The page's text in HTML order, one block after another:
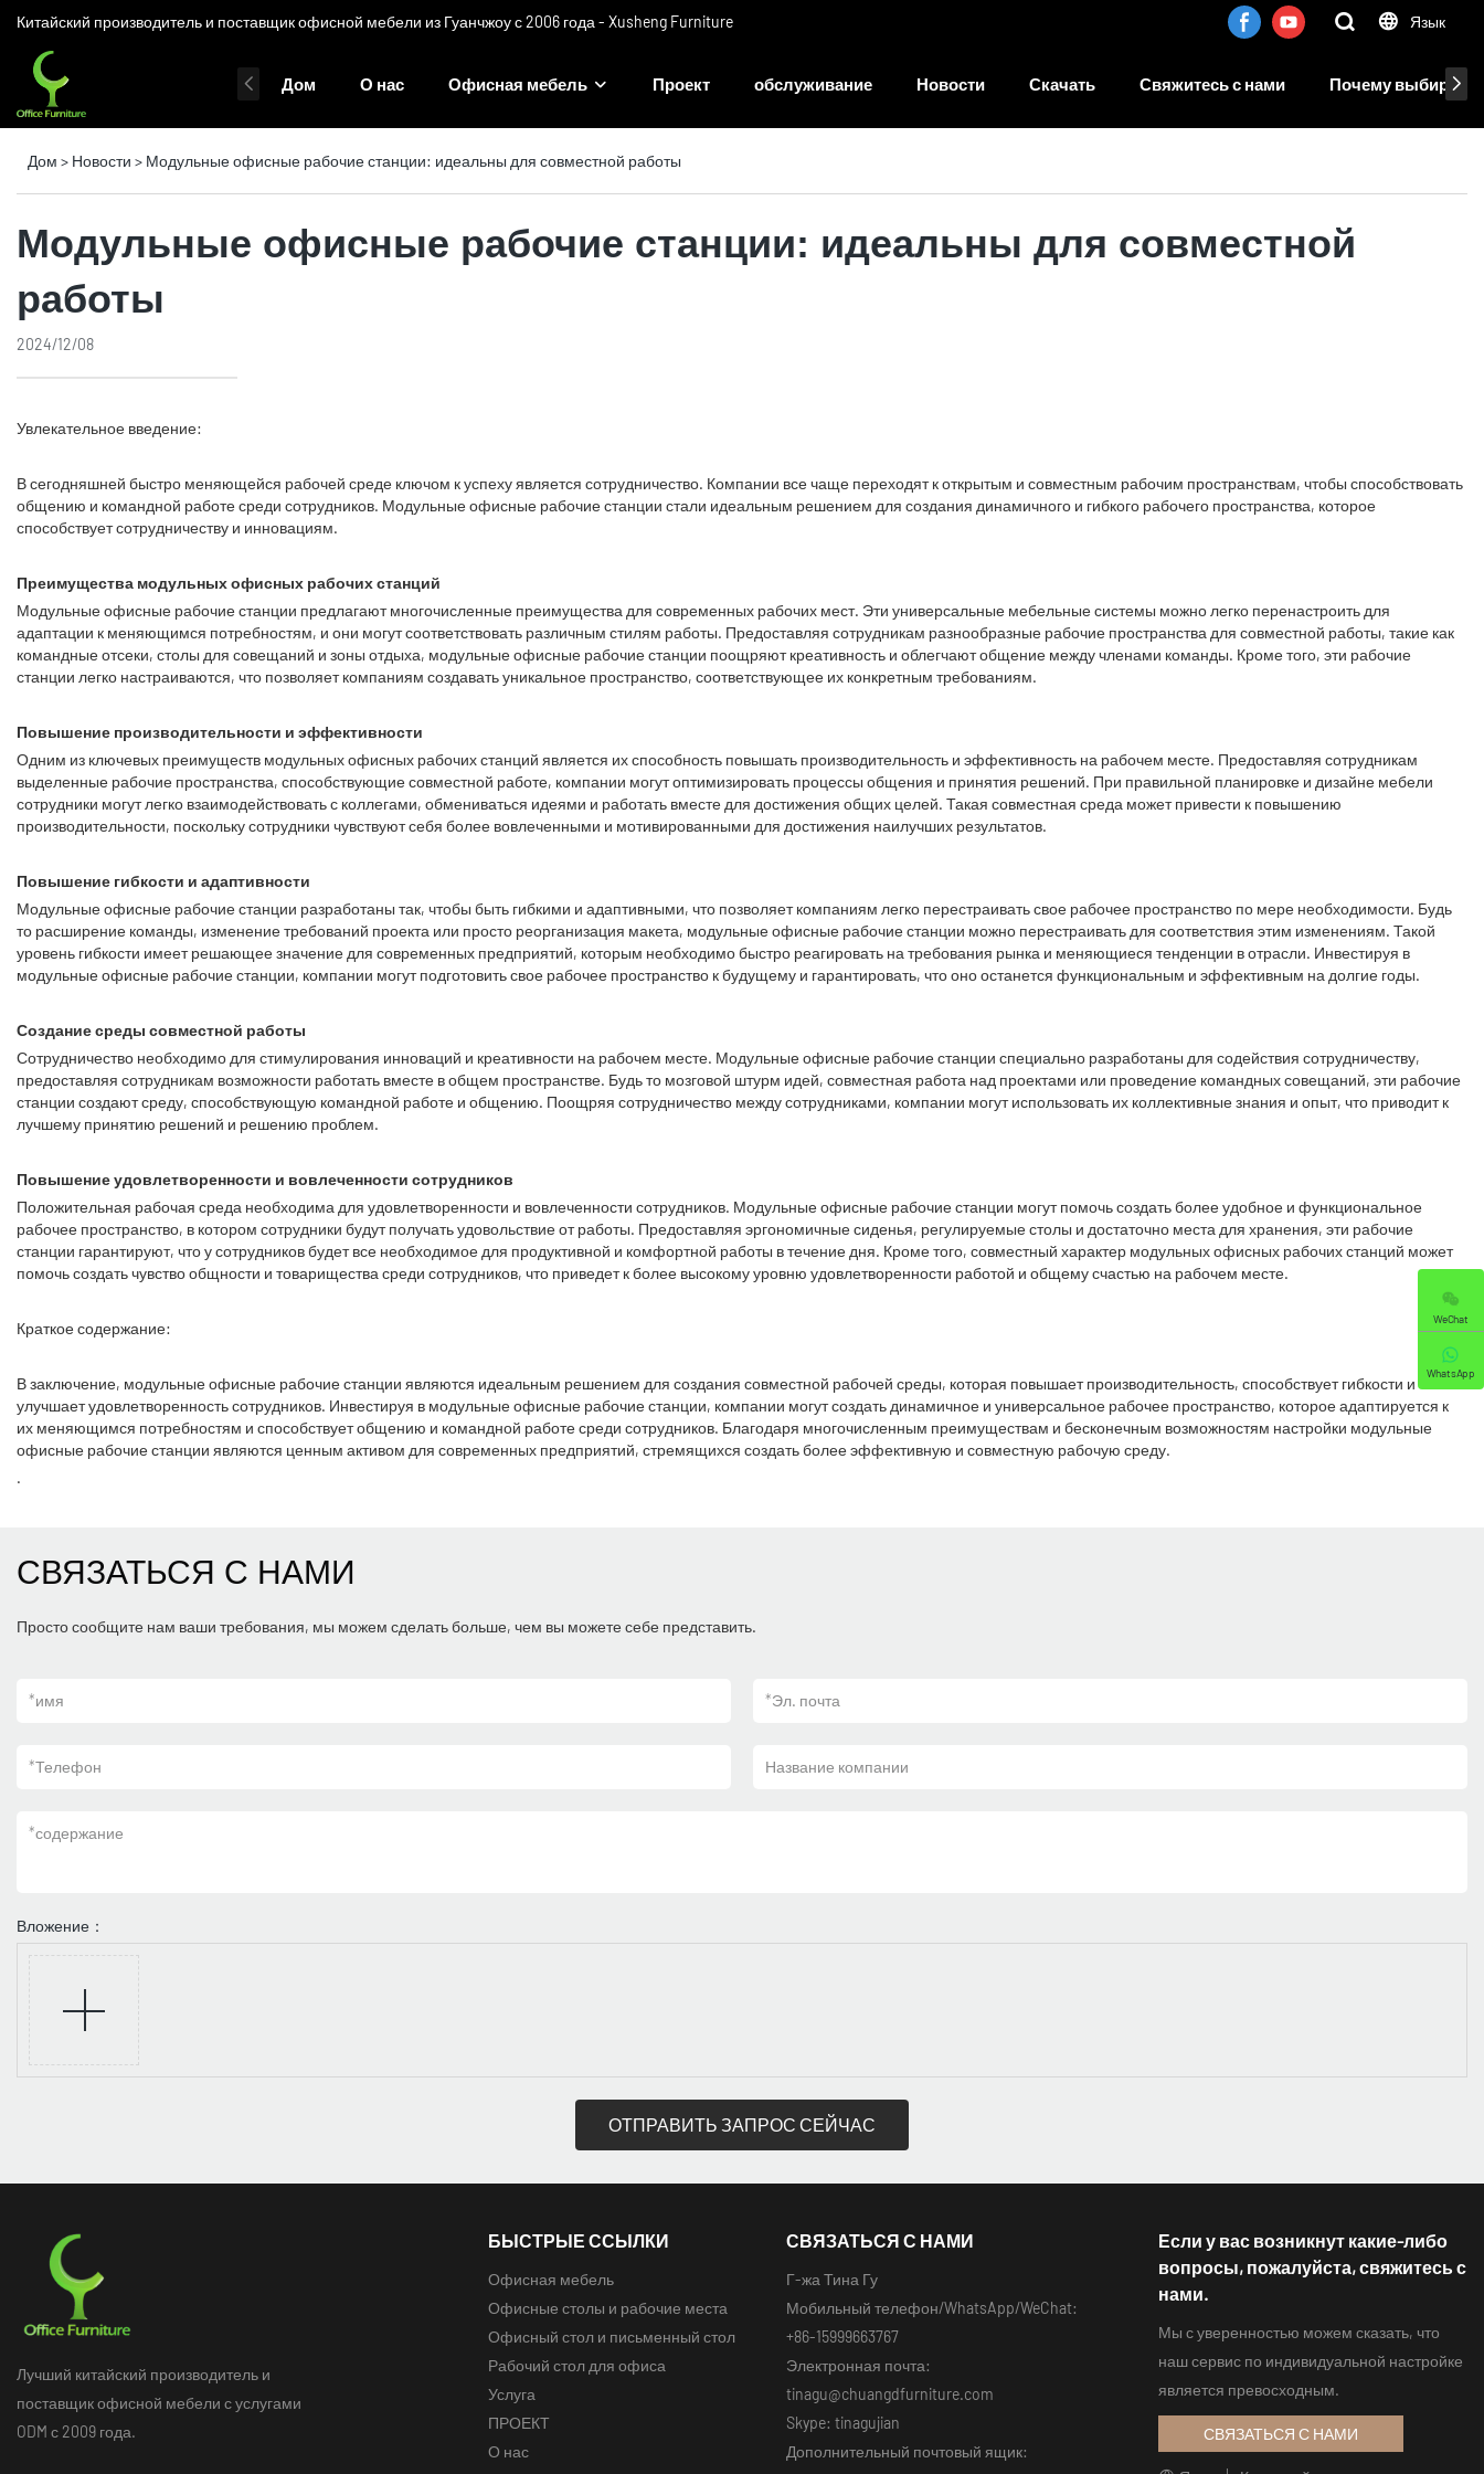
Китайский производитель и поставщик офисной мебели из Гуанчжоу с 2006 года - Xusheng Furniture Язык
Дом О нас Офисная мебель Проект обслуживание Новости Скачать Свяжитесь с нами Почему выбирают
Дом > Новости > Модульные офисные рабочие станции: идеальны для совместной работы
Модульные офисные рабочие станции: идеальны для совместной
работы
2024/12/08
Увлекательное введение:
В сегодняшней быстро меняющейся рабочей среде ключом к успеху является сотрудничество. Компании все чаще переходят к открытым и совместным рабочим пространствам, чтобы способствовать
общению и командной работе среди сотрудников. Модульные офисные рабочие станции стали идеальным решением для создания динамичного и гибкого рабочего пространства, которое
способствует сотрудничеству и инновациям.
Преимущества модульных офисных рабочих станций
Модульные офисные рабочие станции предлагают многочисленные преимущества для современных рабочих мест. Эти универсальные мебельные системы можно легко перенастроить для
адаптации к меняющимся потребностям, и они могут соответствовать различным стилям работы. Предоставляя сотрудникам разнообразные рабочие пространства для совместной работы, такие как
командные отсеки, столы для совещаний и зоны отдыха, модульные офисные рабочие станции поощряют креативность и облегчают общение между членами команды. Кроме того, эти рабочие
станции легко настраиваются, что позволяет компаниям создавать уникальное пространство, соответствующее их конкретным требованиям.
Повышение производительности и эффективности
Одним из ключевых преимуществ модульных офисных рабочих станций является их способность повышать производительность и эффективность на рабочем месте. Предоставляя сотрудникам
выделенные рабочие пространства, способствующие совместной работе, компании могут оптимизировать процессы общения и принятия решений. При правильной планировке и дизайне мебели
сотрудники могут легко взаимодействовать с коллегами, обмениваться идеями и работать вместе для достижения общих целей. Такая совместная среда может привести к повышению
производительности, поскольку сотрудники чувствуют себя более вовлеченными и мотивированными для достижения наилучших результатов.
Повышение гибкости и адаптивности
Модульные офисные рабочие станции разработаны так, чтобы быть гибкими и адаптивными, что позволяет компаниям легко перестраивать свое рабочее пространство по мере необходимости. Будь
то расширение команды, изменение требований проекта или просто реорганизация макета, модульные офисные рабочие станции можно перестраивать для соответствия этим изменениям. Такой
уровень гибкости имеет решающее значение для современных предприятий, которым необходимо быстро реагировать на требования рынка и меняющиеся тенденции в отрасли. Инвестируя в
модульные офисные рабочие станции, компании могут подготовить свое рабочее пространство к будущему и гарантировать, что оно останется функциональным и эффективным на долгие годы.
Создание среды совместной работы
Сотрудничество необходимо для стимулирования инноваций и креативности на рабочем месте. Модульные офисные рабочие станции специально разработаны для содействия сотрудничеству,
предоставляя сотрудникам возможности работать вместе в общем пространстве. Будь то мозговой штурм идей, совместная работа над проектами или проведение командных совещаний, эти рабочие
станции создают среду, способствующую командной работе и общению. Поощряя сотрудничество между сотрудниками, компании могут использовать их коллективные знания и опыт, что приводит к
лучшему принятию решений и решению проблем.
Повышение удовлетворенности и вовлеченности сотрудников
Положительная рабочая среда необходима для удовлетворенности и вовлеченности сотрудников. Модульные офисные рабочие станции могут помочь создать более удобное и функциональное
рабочее пространство, в котором сотрудники будут получать удовольствие от работы. Предоставляя эргономичные сиденья, регулируемые столы и достаточно места для хранения, эти рабочие
станции гарантируют, что у сотрудников будет все необходимое для продуктивной и комфортной работы в течение дня. Кроме того, совместный характер модульных офисных рабочих станций может
помочь создать чувство общности и товарищества среди сотрудников, что приведет к более высокому уровню удовлетворенности работой и общему счастью на рабочем месте.
Краткое содержание:
В заключение, модульные офисные рабочие станции являются идеальным решением для создания совместной рабочей среды, которая повышает производительность, способствует гибкости и
улучшает удовлетворенность сотрудников. Инвестируя в модульные офисные рабочие станции, компании могут создать динамичное и универсальное рабочее пространство, которое адаптируется к
их меняющимся потребностям и способствует общению и командной работе среди сотрудников. Благодаря многочисленным преимуществам и бесконечным возможностям настройки модульные
офисные рабочие станции являются ценным активом для современных предприятий, стремящихся создать более эффективную и совместную рабочую среду.
.
СВЯЗАТЬСЯ С НАМИ
Просто сообщите нам ваши требования, мы можем сделать больше, чем вы можете себе представить.
*имя *Эл. почта
*Телефон Название компании
*содержание
Вложение：
ОТПРАВИТЬ ЗАПРОС СЕЙЧАС
Лучший китайский производитель и
поставщик офисной мебели с услугами
ODM с 2009 года.
БЫСТРЫЕ ССЫЛКИ
Офисная мебель
Офисные столы и рабочие места
Офисный стол и письменный стол
Рабочий стол для офиса
Услуга
ПРОЕКТ
О нас
СВЯЗАТЬСЯ С НАМИ
Г-жа Тина Гу
Мобильный телефон/WhatsApp/WeChat:
+86-15999663767
Электронная почта:
tinagu@chuangdfurniture.com
Skype: tinagujian
Дополнительный почтовый ящик:
Если у вас возникнут какие-либо
вопросы, пожалуйста, свяжитесь с
нами.
Мы с уверенностью можем сказать, что
наш сервис по индивидуальной настройке
является превосходным.
СВЯЗАТЬСЯ С НАМИ
WeChat
WhatsApp